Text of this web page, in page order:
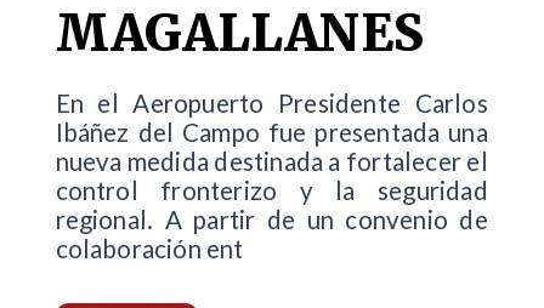
MAGALLANES
En el Aeropuerto Presidente Carlos
Ibáñez del Campo fue presentada una
nueva medida destinada a fortalecer el
control fronterizo y la seguridad
regional. A partir de un convenio de
colaboración ent